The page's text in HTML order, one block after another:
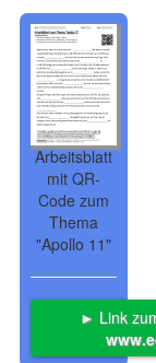
Arbeitsblatt
mit QR-
Code zum
Thema
"Apollo 11"
► Link